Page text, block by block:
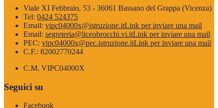
Viale XI Febbraio, 53 - 36061 Bassano del Grappa (Vicenza)
Tel: 0424 524375
Email: vipc04000x@istruzione.itLink per inviare una mail
Email: segreteria@liceobrocchi.vi.itLink per inviare una mail
PEC: vipc04000x@pec.istruzione.itLink per inviare una mail
C.F.: 82002770244
C.M. VIPC04000X
Seguici su
Facebook